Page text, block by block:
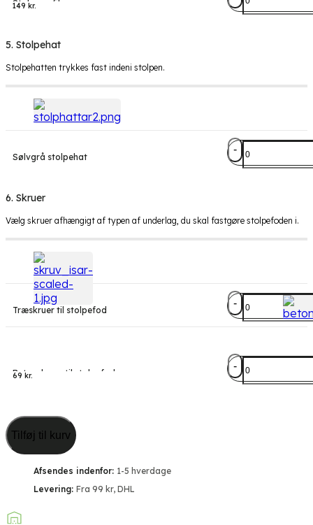
Støbeprofil
149 kr.
antal
5. Stolpehat
Stolpehatten trykkes fast indeni stolpen.
Sølvgrå stolpehat
Stolpehat
metal
6. Skruer
Vælg skruer afhængigt af typen af underlag, du skal fastgøre stolpefoden i.
Træskruer til stolpefod
Træskruer
til
Betonskruer til stolpefod
69 kr.
Betonskruer
til
Tilføj til kurv
Afsendes indenfor: 1-5 hverdage
Levering: Fra 99 kr, DHL